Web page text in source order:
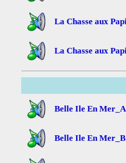
La Chasse aux
La Chasse aux
Belle Ile En Mer_A
Belle Ile En Mer_B